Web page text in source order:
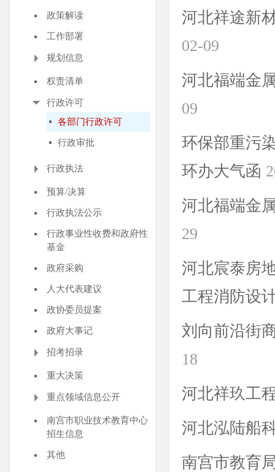
政策解读
工作部署
规划信息
权责清单
行政许可
各部门行政许可
行政审批
行政执法
预算/决算
行政执法公示
行政事业性收费和政府性
基金
政府采购
人大代表建议
政协委员提案
政府大事记
招考招录
重大决策
重点领域信息公开
南宫市职业技术教育中心
招生信息
其他
河北祥途新
02-09
河北福端金
09
环保部重污
环办大气函
河北福端金
29
河北宸泰房
工程消防设
刘向前沿街
18
河北祥玖工
河北泓陆船
南宫市教育